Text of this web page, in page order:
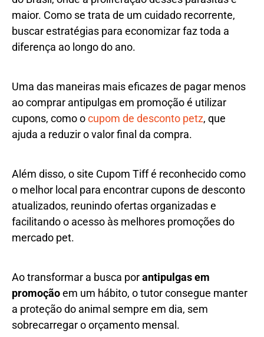
maior. Como se trata de um cuidado recorrente,
buscar estratégias para economizar faz toda a
diferença ao longo do ano.
Uma das maneiras mais eficazes de pagar menos
ao comprar antipulgas em promoção é utilizar
cupons, como ocupom de desconto petz, que
ajuda a reduzir o valor final da compra.
Além disso, o site Cupom Tiff é reconhecido como
o melhor local para encontrar cupons de desconto
atualizados, reunindo ofertas organizadas e
facilitando o acesso às melhores promoções do
mercado pet.
Ao transformar a busca porantipulgas em
promoçãoem um hábito, o tutor consegue manter
a proteção do animal sempre em dia, sem
sobrecarregar o orçamento mensal.